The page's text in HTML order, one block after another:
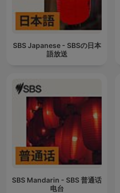
SBS Japanese - SBSの日本
語放送
SBS Mandarin - SBS 普通话
电台